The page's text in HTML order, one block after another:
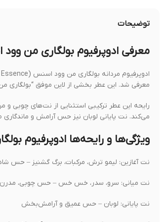
توضیحات
معرفی ادوپرفیوم بولگاری من
معرفی شد. این عطر بخشی از لاین موفق “بولگاری
رایحه این عطر ترکیبی استثنایی از نت‌های
می‌کند. نت پایانی لوبان نیز حس آرامش و ماندگاری
ویژگی‌ها و رایحه‌ها ادوپرفیوم
نت آغازین: لیمو ترش، مرکبات، برگ گشنیز – حس
نت میانی: سرو، سدر، خس خس – حس چوبی،
نت پایانی: لوبان – حس عمیق و آرامش‌بخش